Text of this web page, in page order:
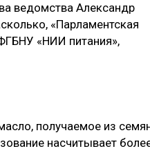
ведомства Александр
«Парламентская
«НИИ питания»,
получаемое из
насчитывает